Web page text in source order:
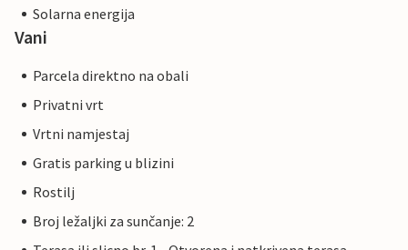
Solarna energija
Vani
Parcela direktno na obali
Privatni vrt
Vrtni namjestaj
Gratis parking u blizini
Rostilj
Broj ležaljki za sunčanje: 2